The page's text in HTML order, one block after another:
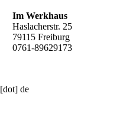
Im Werkhaus
Haslacherstr. 25
79115 Freiburg
0761-89629173
[dot] de